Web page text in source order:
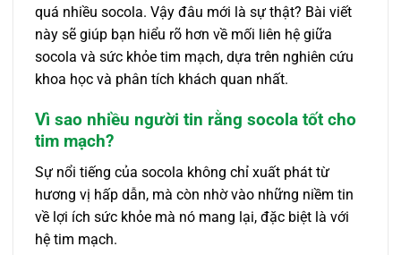
quá nhiều socola. Vậy đâu mới là sự thật? Bài viết
này sẽ giúp bạn hiểu rõ hơn về mối liên hệ giữa
socola và sức khỏe tim mạch, dựa trên nghiên cứu
khoa học và phân tích khách quan nhất.
Vì sao nhiều người tin rằng socola tốt cho
tim mạch?
Sự nổi tiếng của socola không chỉ xuất phát từ
hương vị hấp dẫn, mà còn nhờ vào những niềm tin
về lợi ích sức khỏe mà nó mang lại, đặc biệt là với
hệ tim mạch.